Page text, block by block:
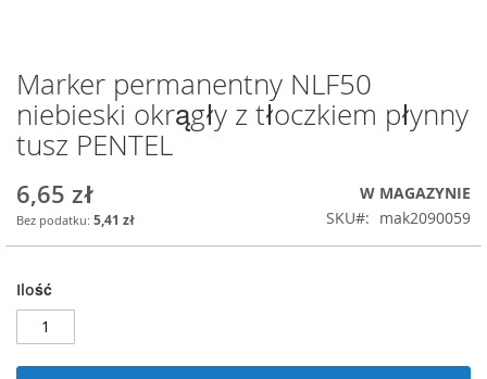
Przejdź
na
początek
galerii
Marker permanentny NLF50
niebieski okrągły z tłoczkiem płynny
tusz PENTEL
6,65 zł
5,41 zł
W MAGAZYNIE
SKU
mak2090059
Ilość